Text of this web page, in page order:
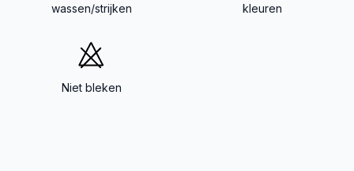
wassen/strijken
kleuren
Niet bleken